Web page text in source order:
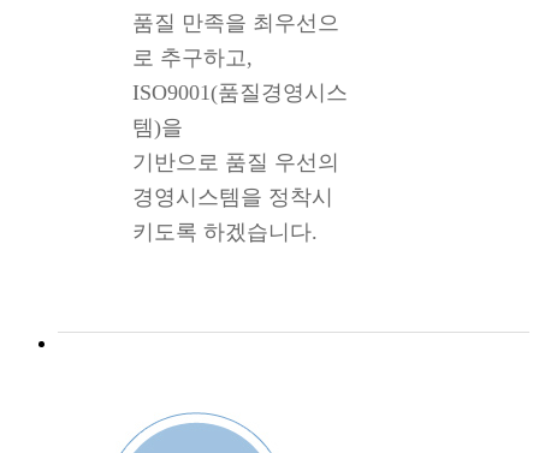
품질 만족을 최우선으
로 추구하고,
ISO9001(품질경영시스
템)을
기반으로 품질 우선의
경영시스템을 정착시
키도록 하겠습니다.